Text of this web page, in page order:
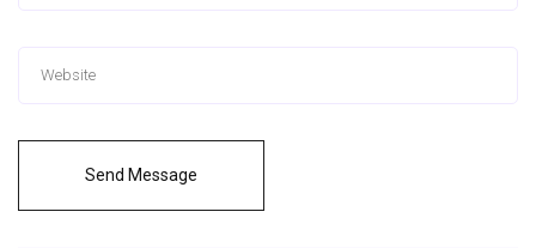
Send Message